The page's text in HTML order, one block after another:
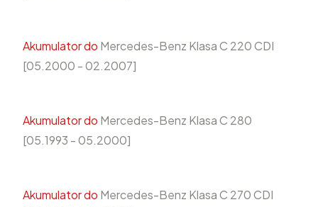
Akumulator do Mercedes-Benz Klasa C 220 CDI
[05.2000 - 02.2007]
Akumulator do Mercedes-Benz Klasa C 280
[05.1993 - 05.2000]
Akumulator do Mercedes-Benz Klasa C 270 CDI